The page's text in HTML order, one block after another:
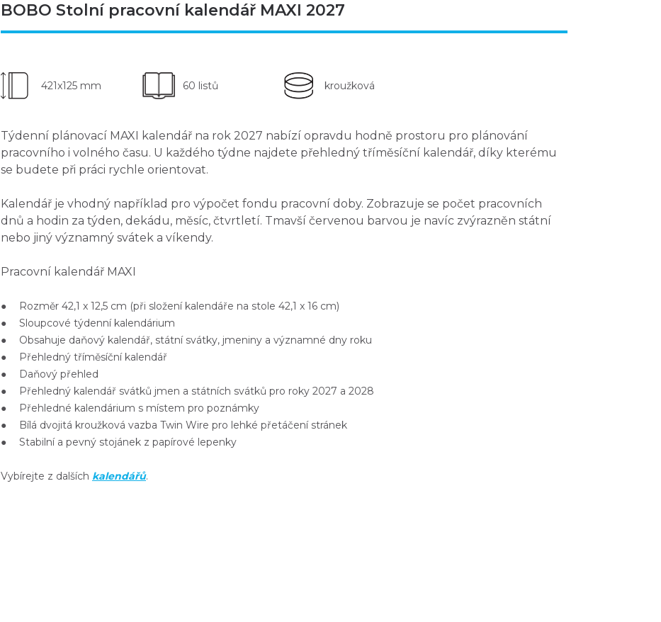
BOBO Stolní pracovní kalendář MAXI 2027
421x125 mm 60 listů kroužková
Týdenní plánovací MAXI kalendář na rok 2027 nabízí opravdu hodně prostoru pro plánování
pracovního i volného času. U každého týdne najdete přehledný tříměsíční kalendář, díky kterému
se budete při práci rychle orientovat.
Kalendář je vhodný například pro výpočet fondu pracovní doby. Zobrazuje se počet pracovních
dnů a hodin za týden, dekádu, měsíc, čtvrtletí. Tmavší červenou barvou je navíc zvýrazněn státní
nebo jiný významný svátek a víkendy.
Pracovní kalendář MAXI
● Rozměr 42,1 x 12,5 cm (při složení kalendáře na stole 42,1 x 16 cm)
● Sloupcové týdenní kalendárium
● Obsahuje daňový kalendář, státní svátky, jmeniny a významné dny roku
● Přehledný tříměsíční kalendář
● Daňový přehled
● Přehledný kalendář svátků jmen a státních svátků pro roky 2027 a 2028
● Přehledné kalendárium s místem pro poznámky
● Bílá dvojitá kroužková vazba Twin Wire pro lehké přetáčení stránek
● Stabilní a pevný stojánek z papírové lepenky
Vybírejte z dalších kalendářů.